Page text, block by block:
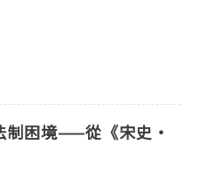
制困境——從《宋史‧